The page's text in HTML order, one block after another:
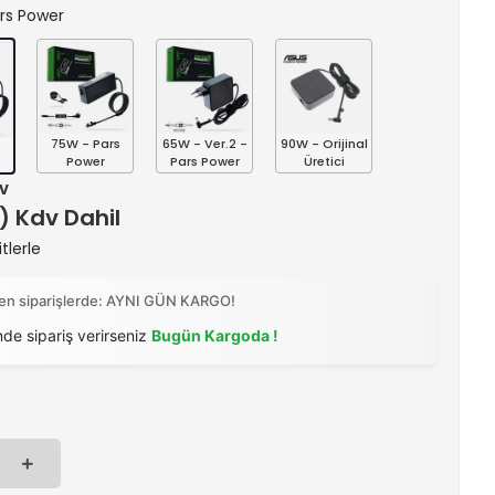
Power
75W - Pars
Power
65W - Ver.2 -
Pars Power
90W - Orijinal
Üretici
Kdv Dahil
siparişlerde: AYNI GÜN KARGO!
sipariş verirseniz Bugün Kargoda !